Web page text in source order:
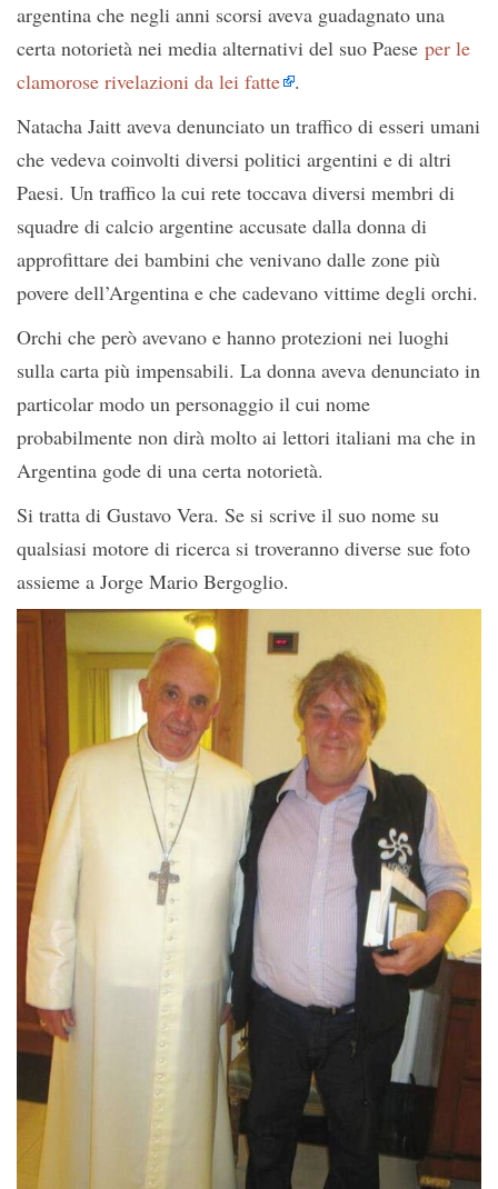
argentina che negli anni scorsi aveva guadagnato una
certa notorietà nei media alternativi del suo Paese per le
clamorose rivelazioni da lei fatte .
Natacha Jaitt aveva denunciato un traffico di esseri umani
che vedeva coinvolti diversi politici argentini e di altri
Paesi. Un traffico la cui rete toccava diversi membri di
squadre di calcio argentine accusate dalla donna di
approfittare dei bambini che venivano dalle zone più
povere dell’Argentina e che cadevano vittime degli orchi.
Orchi che però avevano e hanno protezioni nei luoghi
sulla carta più impensabili. La donna aveva denunciato in
particolar modo un personaggio il cui nome
probabilmente non dirà molto ai lettori italiani ma che in
Argentina gode di una certa notorietà.
Si tratta di Gustavo Vera. Se si scrive il suo nome su
qualsiasi motore di ricerca si troveranno diverse sue foto
assieme a Jorge Mario Bergoglio.